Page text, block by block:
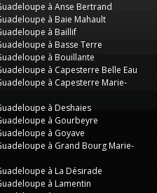
à Anse Bertrand
à Baie Mahault
à Baillif
à Basse Terre
à Bouillante
à Capesterre Belle Eau
à Capesterre Marie-
à Deshaies
à Gourbeyre
à Goyave
à Grand Bourg Marie-
à La Désirade
à Lamentin